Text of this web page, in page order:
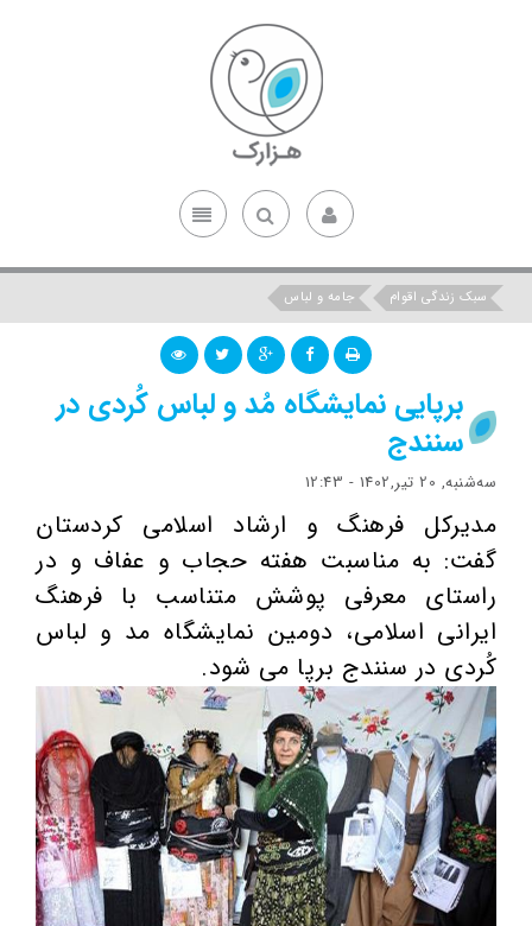
سبک زندگی اقوام جامه و لباس
برپایی نمایشگاه مُد و لباس کُردی در
سنندج
ﺳﻪشنبه, 20 تیر,1402 - 12:43
مدیرکل فرهنگ و ارشاد اسلامی کردستان
گفت: به مناسبت هفته حجاب و عفاف و در
راستای معرفی پوشش متناسب با فرهنگ
ایرانی اسلامی، دومین نمایشگاه مد و لباس
کُردی در سنندج برپا می شود.